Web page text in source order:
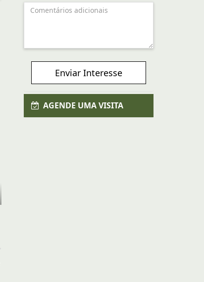
Enviar Interesse
AGENDE UMA VISITA